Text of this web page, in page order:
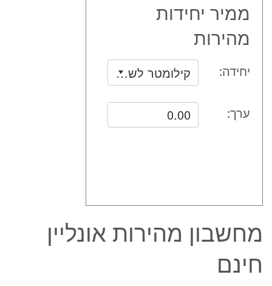
ממיר יחידות
מהירות
יחידה:
ערך:
מחשבון מהירות אונליין
חינם